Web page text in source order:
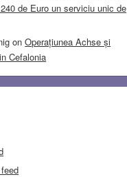
de Euro un serviciu unic de
onOperațiunea Achse și
Cefalonia